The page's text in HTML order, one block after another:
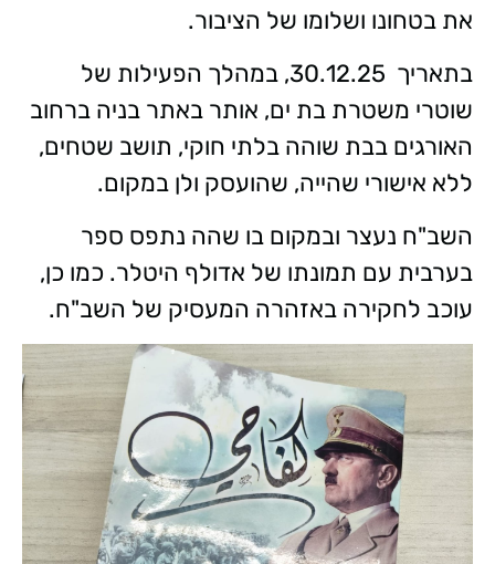
את בטחונו ושלומו של הציבור.
בתאריך 30.12.25, במהלך הפעילות של
שוטרי משטרת בת ים, אותר באתר בניה ברחוב
האורגים בבת שוהה בלתי חוקי, תושב שטחים,
ללא אישורי שהייה, שהועסק ולן במקום.
השב"ח נעצר ובמקום בו שהה נתפס ספר
בערבית עם תמונתו של אדולף היטלר. כמו כן,
עוכב לחקירה באזהרה המעסיק של השב"ח.